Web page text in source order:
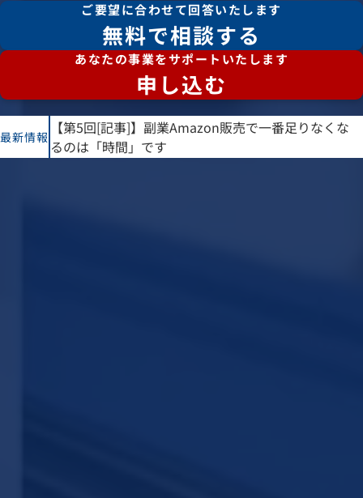
ご要望に合わせて回答いたします
無料で相談する
あなたの事業をサポートいたします
申し込む
最新情報
【第5回[記事]】副業Amazon販売で一番足りなくな
るのは「時間」です